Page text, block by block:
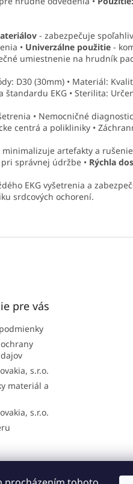
- zabezpečuje
• Univerzálne použitie -
umiestnenie na hrudník
D30 (30mm) • Materiál:
štandardu EKG • Sterilita:
• Nemocničné
centrá a polikliniky •
minimalizuje artefakty a rušenie
správnej údržbe • Rýchla
EKG vyšetrenia a
srdcových ochorení.
pre vás
s.r.o.
materiál a
s.r.o.